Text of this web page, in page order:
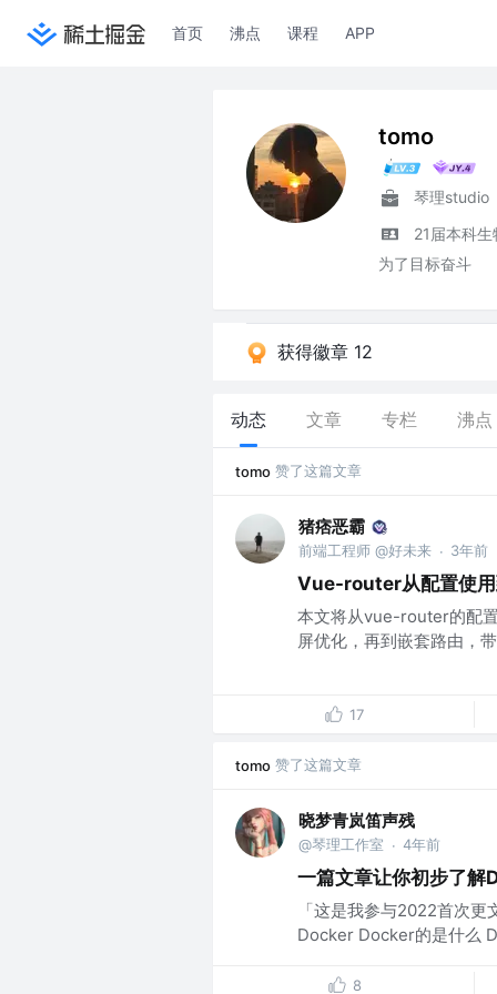
首页 沸点 课程 APP
tomo
琴理studio
21届本科
为了目标奋斗
获得徽章 12
动态 文章 专栏 沸点
tomo 赞了这篇文章
猪痞恶霸
前端工程师 @好未来 · 3年前
Vue-router从配置使用
本文将从vue-router的配
屏优化，再到嵌套路由，
17
tomo 赞了这篇文章
晓梦青岚笛声残
@琴理工作室 · 4年前
一篇文章让你初步了解
「这是我参与2022首次
Docker Docker的是什么
8